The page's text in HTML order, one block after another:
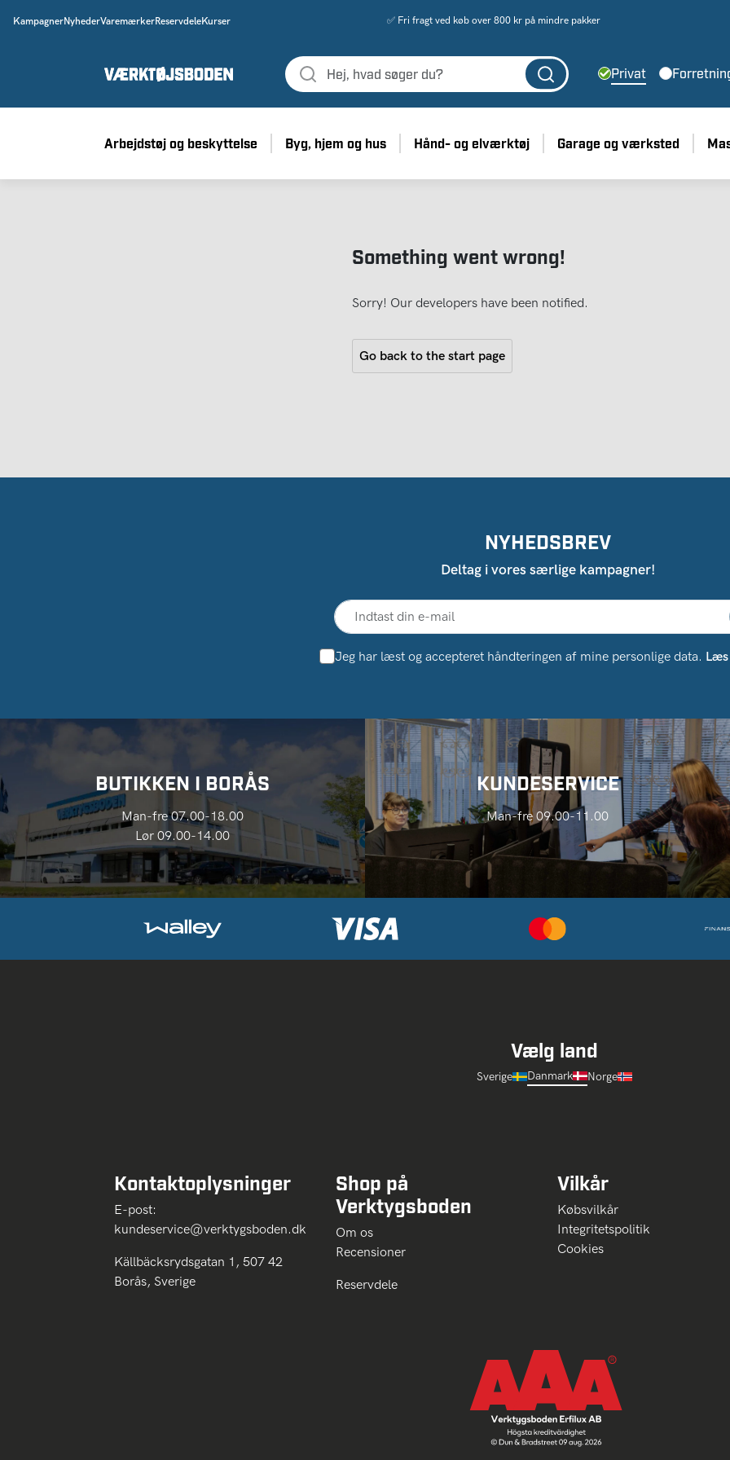
KampagnerNyhederVaremærkerReservdeleKurser ✅ Fri fragt ved køb over 800 kr på mindre pakker
Privat
Arbejdstøj og beskyttelse Byg, hjem og hus Hånd- og elværktøj Garage og værksted
Something went wrong!
Sorry! Our developers have been notified.
Go back to the start page
NYHEDSBREV
Deltag i vores særlige kampagner!
Jeg har læst og accepteret håndteringen af ​​mine personlige data.
BUTIKKEN I BORÅS
Man-fre 07.00-18.00
Lør 09.00-14.00
KUNDESERVICE
Man-fre 09.00-11.00
Vælg land
Sverige Danmark Norge
Kontaktoplysninger
E-post:
kundeservice@verktygsboden.dk
Källbäcksrydsgatan 1, 507 42
Borås, Sverige
Shop på
Verktygsboden
Om os
Recensioner
Reservdele
Vilkår
Købsvilkår
Integritetspolitik
Cookies